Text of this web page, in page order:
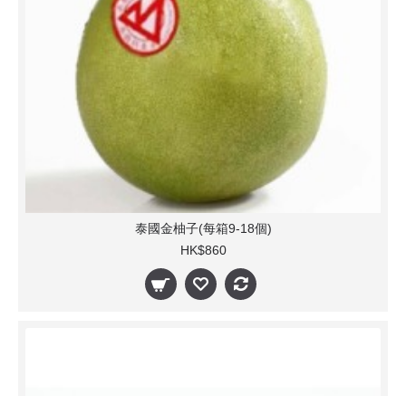
泰國金柚子(每箱9-18個)
HK$860